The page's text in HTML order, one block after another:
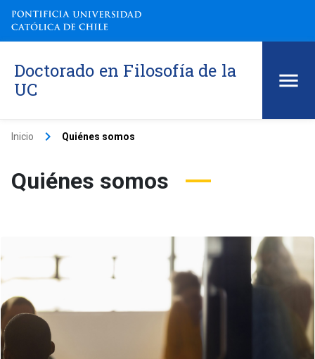
Doctorado en Filosofía de la
UC
Inicio keyboard_arrow_right Quiénes somos
Quiénes somos